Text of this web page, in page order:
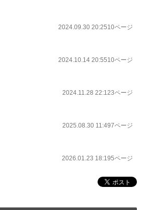
2024.09.30 20:2510ページ
2024.10.14 20:5510ページ
2024.11.28 22:123ページ
2025.08.30 11:497ページ
2026.01.23 18:195ページ